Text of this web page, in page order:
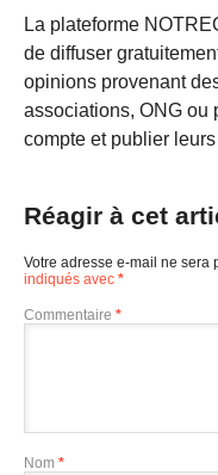
La plateforme
de diffuser
opinions provenant
associations, ONG ou
compte et publier
Réagir à cet
Votre adresse e-mail ne sera
indiqués avec *
Commentaire *
Nom *